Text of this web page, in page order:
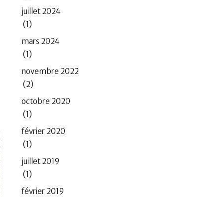
juillet 2024
(1)
mars 2024
(1)
novembre 2022
(2)
octobre 2020
(1)
février 2020
(1)
juillet 2019
(1)
février 2019